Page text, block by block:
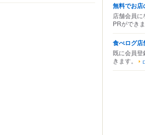
無料でお店
店舗会員
PRができま
食べログ
既に会員
きます。